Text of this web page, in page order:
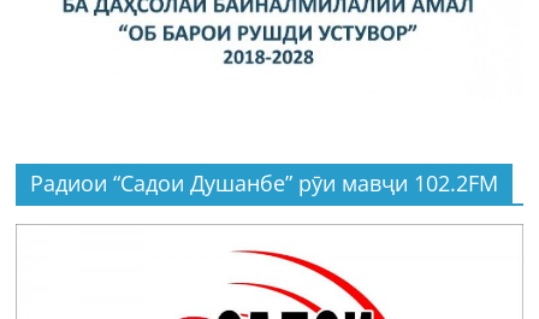
Радиои “Садои Душанбе” рӯи мавҷи 102.2FM